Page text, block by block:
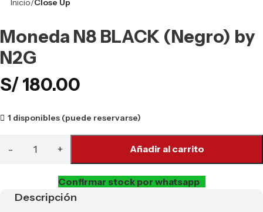
Inicio Close Up
Moneda N8 BLACK (Negro) by
N2G
S/180.00
1 disponibles (puede reservarse)
Añadir al carrito
Confirmar stock por whatsapp
Descripción